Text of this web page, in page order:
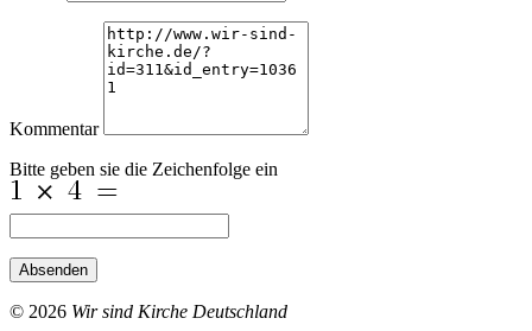
Kommentar
Bitte geben sie die Zeichenfolge ein
Absenden
© 2026 Wir sind Kirche Deutschland